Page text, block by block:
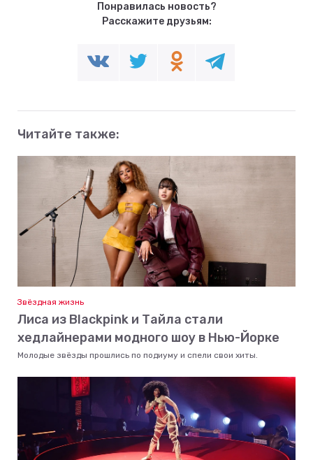
Понравилась новость?
Расскажите друзьям:
Читайте также:
Звёздная жизнь
Лиса из Blackpink и Тайла стали
хедлайнерами модного шоу в Нью-Йорке
Молодые звёзды прошлись по подиуму и спели свои хиты.